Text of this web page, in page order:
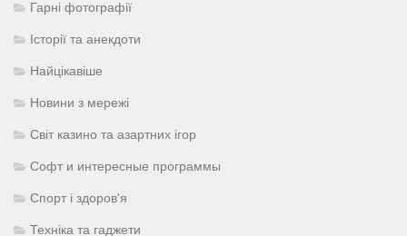
Гарні фотографії
Історії та анекдоти
Найцікавіше
Новини з мережі
Світ казино та азартних ігор
Софт и интересные программы
Спорт і здоров'я
Техніка та гаджети